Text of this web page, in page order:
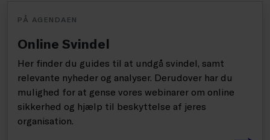
PÅ AGENDAEN
Online Svindel
Her finder du guides til at undgå svindel, samt
relevante nyheder og analyser. Derudover har du
mulighed for at gense vores webinarer om online
sikkerhed og hjælp til beskyttelse af jeres
organisation.